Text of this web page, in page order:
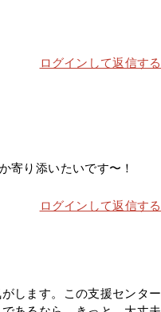
ログインして返信する
寄り添いたいです〜！
ログインして返信する
します。この支援センター